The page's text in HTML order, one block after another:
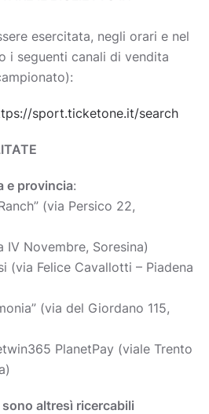
esercitata, negli orari e nel
i seguenti canali di vendita
sport.ticketone.it/search
e provincia:
(via Persico 22,
Novembre, Soresina)
(via Felice Cavallotti – Piadena
(via del Giordano 115,
PlanetPay (viale Trento
altresì ricercabili